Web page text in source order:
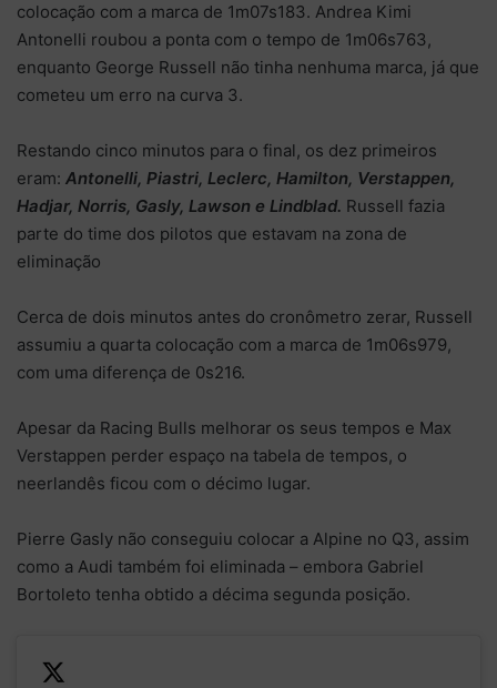
colocação com a marca de 1m07s183. Andrea Kimi
Antonelli roubou a ponta com o tempo de 1m06s763,
enquanto George Russell não tinha nenhuma marca, já que
cometeu um erro na curva 3.
Restando cinco minutos para o final, os dez primeiros
eram: Antonelli, Piastri, Leclerc, Hamilton, Verstappen,
Hadjar, Norris, Gasly, Lawson e Lindblad. Russell fazia
parte do time dos pilotos que estavam na zona de
eliminação
Cerca de dois minutos antes do cronômetro zerar, Russell
assumiu a quarta colocação com a marca de 1m06s979,
com uma diferença de 0s216.
Apesar da Racing Bulls melhorar os seus tempos e Max
Verstappen perder espaço na tabela de tempos, o
neerlandês ficou com o décimo lugar.
Pierre Gasly não conseguiu colocar a Alpine no Q3, assim
como a Audi também foi eliminada – embora Gabriel
Bortoleto tenha obtido a décima segunda posição.